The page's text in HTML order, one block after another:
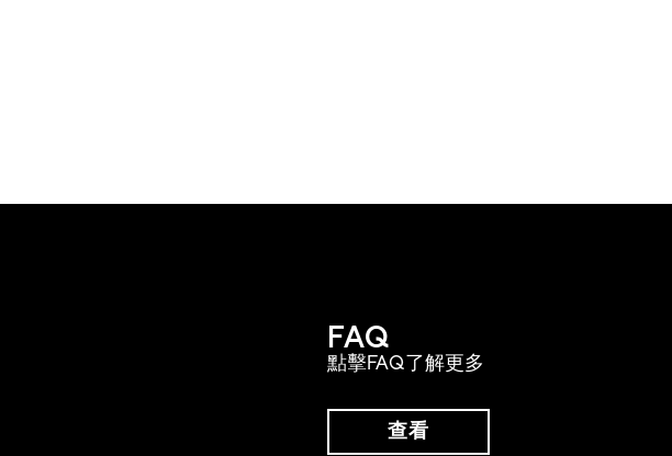
FAQ
點擊FAQ了解更多
查看